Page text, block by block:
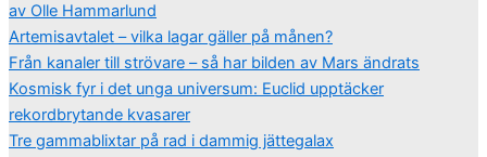
av Olle Hammarlund
Artemisavtalet – vilka lagar gäller på månen?
Från kanaler till strövare – så har bilden av Mars ändrats
Kosmisk fyr i det unga universum: Euclid upptäcker
rekordbrytande kvasarer
Tre gammablixtar på rad i dammig jättegalax